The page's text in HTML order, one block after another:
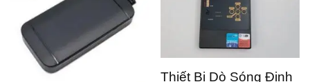
Thiết Bị Dò Sóng Định